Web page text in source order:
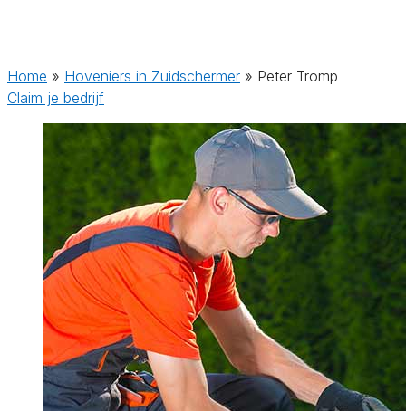
Home » Hoveniers in Zuidschermer » Peter Tromp
Claim je bedrijf